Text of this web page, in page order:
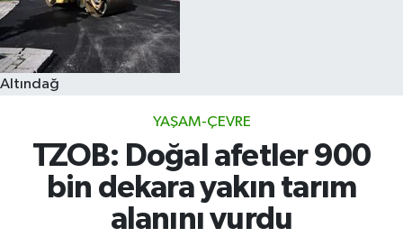
Altındağ
YAŞAM-ÇEVRE
TZOB: Doğal afetler 900
bin dekara yakın tarım
alanını vurdu